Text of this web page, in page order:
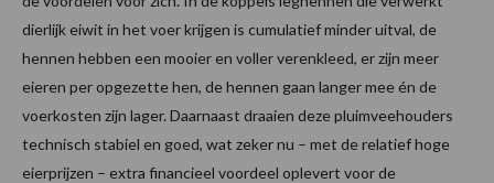
dierlijk eiwit in het voer krijgen is cumulatief minder uitval, de
hennen hebben een mooier en voller verenkleed, er zijn meer
eieren per opgezette hen, de hennen gaan langer mee én de
voerkosten zijn lager. Daarnaast draaien deze pluimveehouders
technisch stabiel en goed, wat zeker nu – met de relatief hoge
eierprijzen – extra financieel voordeel oplevert voor de